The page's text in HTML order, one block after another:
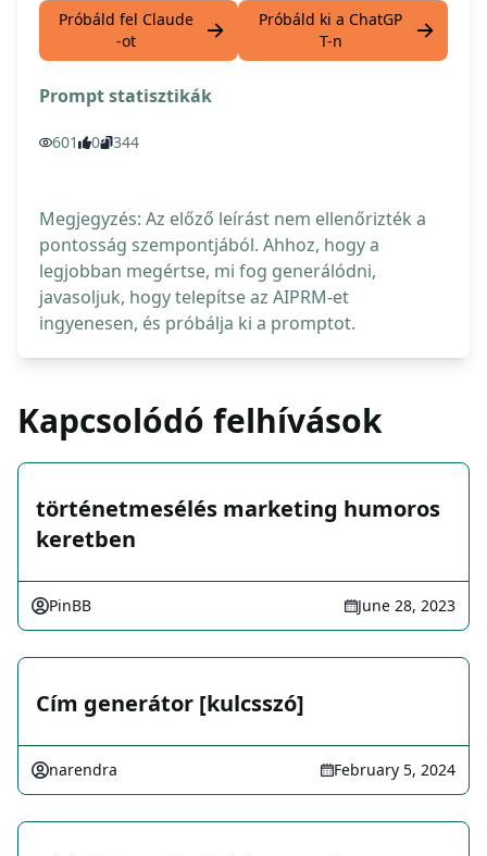
Próbáld fel Claude
-ot
Próbáld ki a ChatGP
T-n
Prompt statisztikák
601 0 344
Megjegyzés: Az előző leírást nem ellenőrizték a
pontosság szempontjából. Ahhoz, hogy a
legjobban megértse, mi fog generálódni,
javasoljuk, hogy telepítse az AIPRM-et
ingyenesen, és próbálja ki a promptot.
Kapcsolódó felhívások
történetmesélés marketing humoros
keretben
PinBB June 28, 2023
Cím generátor [kulcsszó]
narendra February 5, 2024